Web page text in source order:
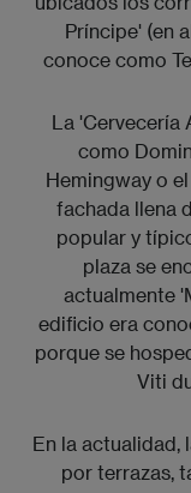
Príncipe' (en
conoce como
La 'Cervecería
como
Hemingway o
fachada llena
popular y
plaza se
actualmente
edificio era
porque se
Viti
En la actualidad,
por terrazas,